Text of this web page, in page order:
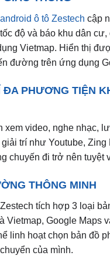
ô tô Zestech cập
độ và báo khu dân cư,
Vietmap. Hiển thị
đường trên ứng dụng
ĐA PHƯƠNG TIỆN
xem video, nghe nhạc,
trí như Youtube,
chuyến đi trở nên tuyệt
THÔNG MINH
tích hợp 3 loại
Vietmap, Google Maps
linh hoạt chọn bản đồ
của mình.